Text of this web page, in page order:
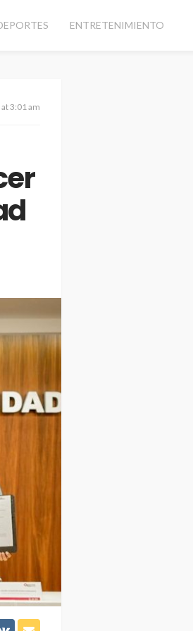
ENTRETENIMIENTO
3:01 am